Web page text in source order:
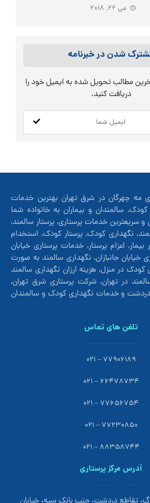
می ۲۲, ۲۰۱۸
شدن در خبرنامه
مطالب تحویل شده به ایمیل خود را
دریافت کنید.
مه چهرگان در شرق تهران بهترین خدمات
سالمندان و بیماران به خانواده شما
و سریعترین خدمات پرستاری, پرستار سالمند,
نگهداری کودک, پرستار کودک, استخدام
بیمار, اعزام پرستار, خدمات پرستاری خیابان
خیابان جانبازان, نگهداری سالمند به صورت
کودک در منزل, هزینه ارزان نگهداری سالمند
در تهران, شرکت پرستاری شرق تهران,
و خدمات نگهداری کودک و سالمندان
تلفن های تماس
77906189 – 021
66478734 – 021
77656754 – 021
77230850 – 021
88358744 – 021
آدرس مرکز پرستاری